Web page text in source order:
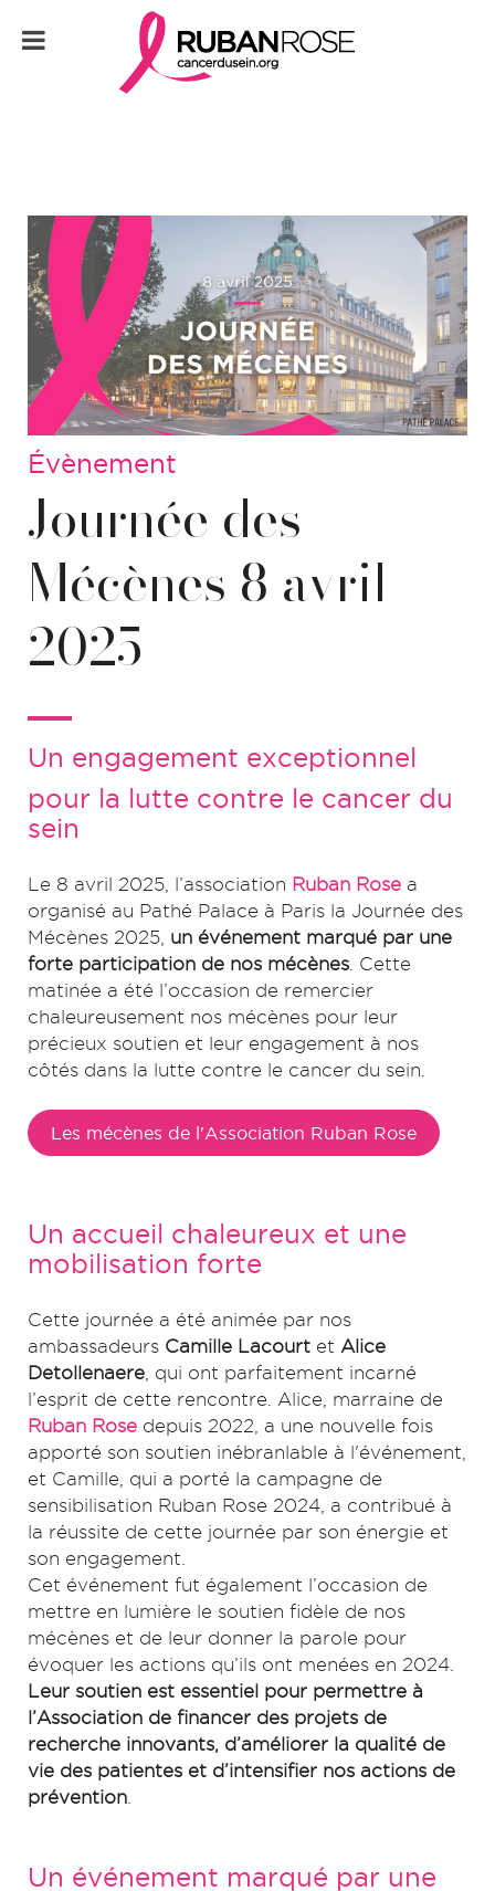
Évènement
Journée des
Mécènes 8 avril
2025
Un engagement exceptionnel
pour la lutte contre le cancer du
sein
Le 8 avril 2025, l’association Ruban Rose a
organisé au Pathé Palace à Paris la Journée des
Mécènes 2025, un événement marqué par une
forte participation de nos mécènes . Cette
matinée a été l’occasion de remercier
chaleureusement nos mécènes pour leur
précieux soutien et leur engagement à nos
côtés dans la lutte contre le cancer du sein.
Les mécènes de l'Association Ruban Rose
Un accueil chaleureux et une
mobilisation forte
Cette journée a été animée par nos
ambassadeurs Camille Lacourt et Alice
Detollenaere , qui ont parfaitement incarné
l’esprit de cette rencontre. Alice, marraine de
Ruban Rose depuis 2022, a une nouvelle fois
apporté son soutien inébranlable à l'événement,
et Camille, qui a porté la campagne de
sensibilisation Ruban Rose 2024, a contribué à
la réussite de cette journée par son énergie et
son engagement.
Cet événement fut également l’occasion de
mettre en lumière le soutien fidèle de nos
mécènes et de leur donner la parole pour
évoquer les actions qu’ils ont menées en 2024.
Leur soutien est essentiel pour permettre à
l’Association de financer des projets de
recherche innovants, d’améliorer la qualité de
vie des patientes et d’intensifier nos actions de
prévention
Un événement marqué par une